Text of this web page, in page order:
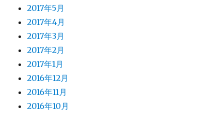
2017年5月
2017年4月
2017年3月
2017年2月
2017年1月
2016年12月
2016年11月
2016年10月